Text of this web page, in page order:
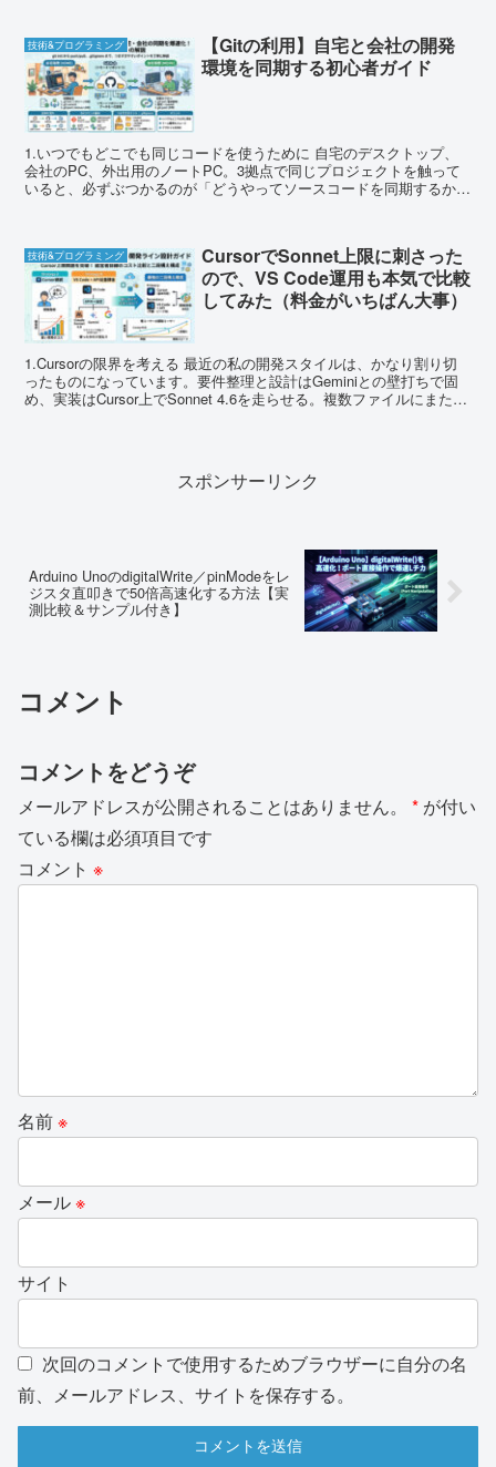
技術&プログラミング
【Gitの利用】自宅と会社の開発
環境を同期する初心者ガイド
1.いつでもどこでも同じコードを使うために 自宅のデスクトップ、
会社のPC、外出用のノートPC。3拠点で同じプロジェクトを触って
いると、必ずぶつかるのが「どうやってソースコードを同期するか」
技術&プログラミング
CursorでSonnet上限に刺さった
ので、VS Code運用も本気で比較
してみた（料金がいちばん大事）
1.Cursorの限界を考える 最近の私の開発スタイルは、かなり割り切
ったものになっています。要件整理と設計はGeminiとの壁打ちで固
め、実装はCursor上でSonnet 4.6を走らせる。複数ファイルにまたが
スポンサーリンク
Arduino UnoのdigitalWrite／pinModeをレ
ジスタ直叩きで50倍高速化する方法【実
測比較＆サンプル付き】
コメント
コメントをどうぞ
メールアドレスが公開されることはありません。 * が付い
ている欄は必須項目です
コメント ※
名前※
メール※
サイト
次回のコメントで使用するためブラウザーに自分の名
前、メールアドレス、サイトを保存する。